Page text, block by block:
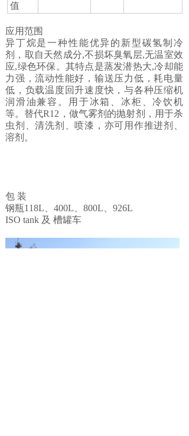
值
应用范围
异丁烷是一种性能优异的新型碳氢制冷
剂，取自天然成分,不损坏臭氧层,无温室效
应,绿色环保。其特点是蒸发潜热大,冷却能
力强，流动性能好，输送压力低，耗电量
低，负载温度回升速度快，与各种压缩机
润滑油兼容。用于冰箱、冰柜、冷饮机
等。替代R12，做气雾剂的抛射剂，用于杀
虫剂、清洗剂、喷漆，亦可用作推进剂、
溶剂。
包 装
钢瓶118L、400L、800L、926L
ISO tank 及 槽罐车